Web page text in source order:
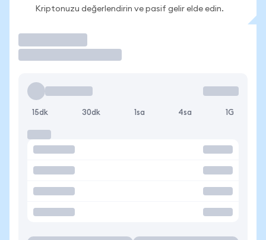
Kriptonuzu değerlendirin ve pasif gelir elde edin.
15dk 30dk 1sa 4sa 1G